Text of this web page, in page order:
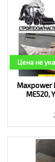
Цена не
Maxpower
ME520,